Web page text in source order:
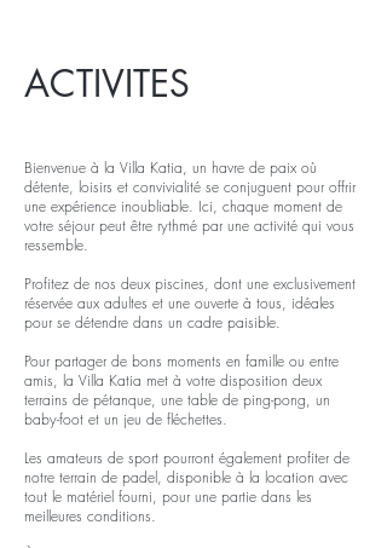
ACTIVITES
Bienvenue à la Villa Katia, un havre de paix où
détente, loisirs et convivialité se conjuguent pour offrir
une expérience inoubliable. Ici, chaque moment de
votre séjour peut être rythmé par une activité qui vous
ressemble.
Profitez de nos deux piscines, dont une exclusivement
réservée aux adultes et une ouverte à tous, idéales
pour se détendre dans un cadre paisible.
Pour partager de bons moments en famille ou entre
amis, la Villa Katia met à votre disposition deux
terrains de pétanque, une table de ping-pong, un
baby-foot et un jeu de fléchettes.
Les amateurs de sport pourront également profiter de
notre terrain de padel, disponible à la location avec
tout le matériel fourni, pour une partie dans les
meilleures conditions.